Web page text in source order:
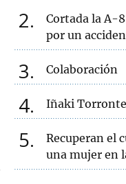
2
Cortada la A-
por un
3 Colaboración
4 Iñaki
5
Recuperan el
una mujer en